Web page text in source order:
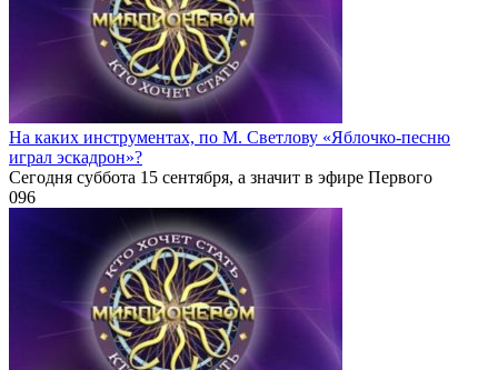
На каких инструментах, по М. Светлову «Яблочко-песню
играл эскадрон»?
Сегодня суббота 15 сентября, а значит в эфире Первого
096